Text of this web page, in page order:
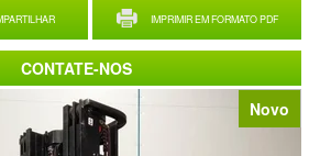
Novo
IMPRIMIR EM FORMATO PDF
CONTATE-NOS